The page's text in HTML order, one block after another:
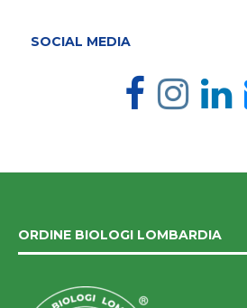
SOCIAL MEDIA
ORDINE BIOLOGI LOMBARDIA